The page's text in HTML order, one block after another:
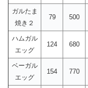
ガルたま
焼き２
79 500
ハムガル
エッグ
124 680
ベーガル
エッグ
154 770